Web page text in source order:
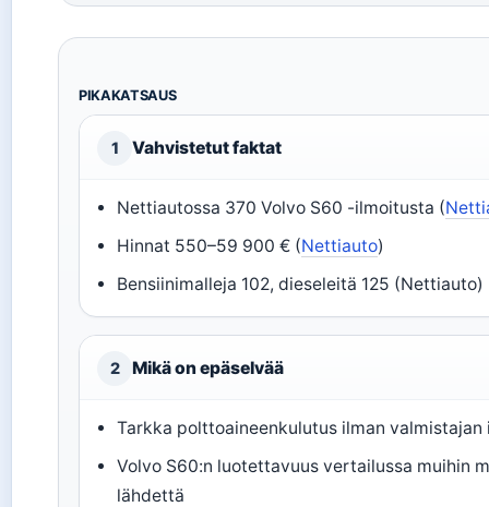
PIKAKATSAUS
1 Vahvistetut faktat
Nettiautossa 370 Volvo S60 -ilmoitusta (
Hinnat 550–59 900 € (Nettiauto)
Bensiinimalleja 102, dieseleitä 125 (Nettiauto)
2 Mikä on epäselvää
Tarkka polttoaineenkulutus ilman
Volvo S60:n luotettavuus vertailussa muihin
lähdettä